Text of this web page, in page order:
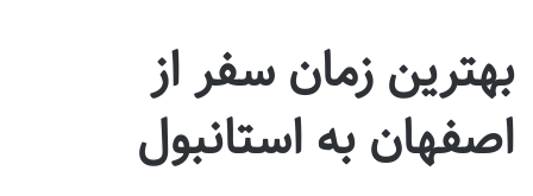
بهترین زمان سفر از
اصفهان به استانبول